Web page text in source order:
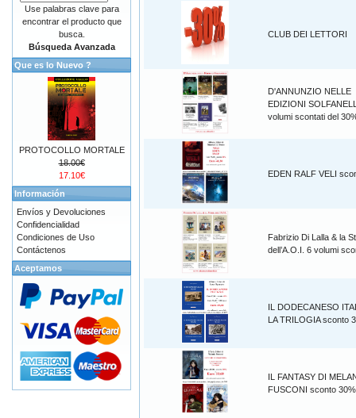
CLUB DEI LETTORI
D'ANNUNZIO NELLE
EDIZIONI
volumi scontati del
EDEN RALF VELI
Fabrizio Di Lalla & la
dell’A.O.I. 6 volumi
IL DODECANESO
LA TRILOGIA sconto
IL FANTASY DI
FUSCONI sconto 30%
Use palabras clave para
encontrar el producto que
busca.
Búsqueda Avanzada
Que es lo Nuevo ?
PROTOCOLLO MORTALE
18.00€
17.10€
Información
Envíos y Devoluciones
Confidencialidad
Condiciones de Uso
Contáctenos
Aceptamos